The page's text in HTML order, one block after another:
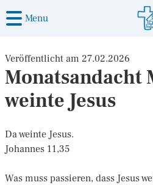
Menu
Veröffentlicht am 27.02.2026
Monatsandacht
weinte Jesus
Da weinte Jesus.
Johannes 11,35
Was muss passieren, dass Jesus